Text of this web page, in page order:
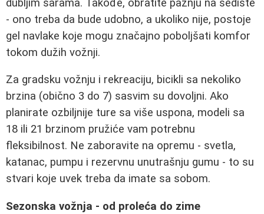
dubljim šarama. Takođe, obratite pažnju na sedište
- ono treba da bude udobno, a ukoliko nije, postoje
gel navlake koje mogu značajno poboljšati komfor
tokom dužih vožnji.
Za gradsku vožnju i rekreaciju, bicikli sa nekoliko
brzina (obično 3 do 7) sasvim su dovoljni. Ako
planirate ozbiljnije ture sa više uspona, modeli sa
18 ili 21 brzinom pružiće vam potrebnu
fleksibilnost. Ne zaboravite na opremu - svetla,
katanac, pumpu i rezervnu unutrašnju gumu - to su
stvari koje uvek treba da imate sa sobom.
Sezonska vožnja - od proleća do zime